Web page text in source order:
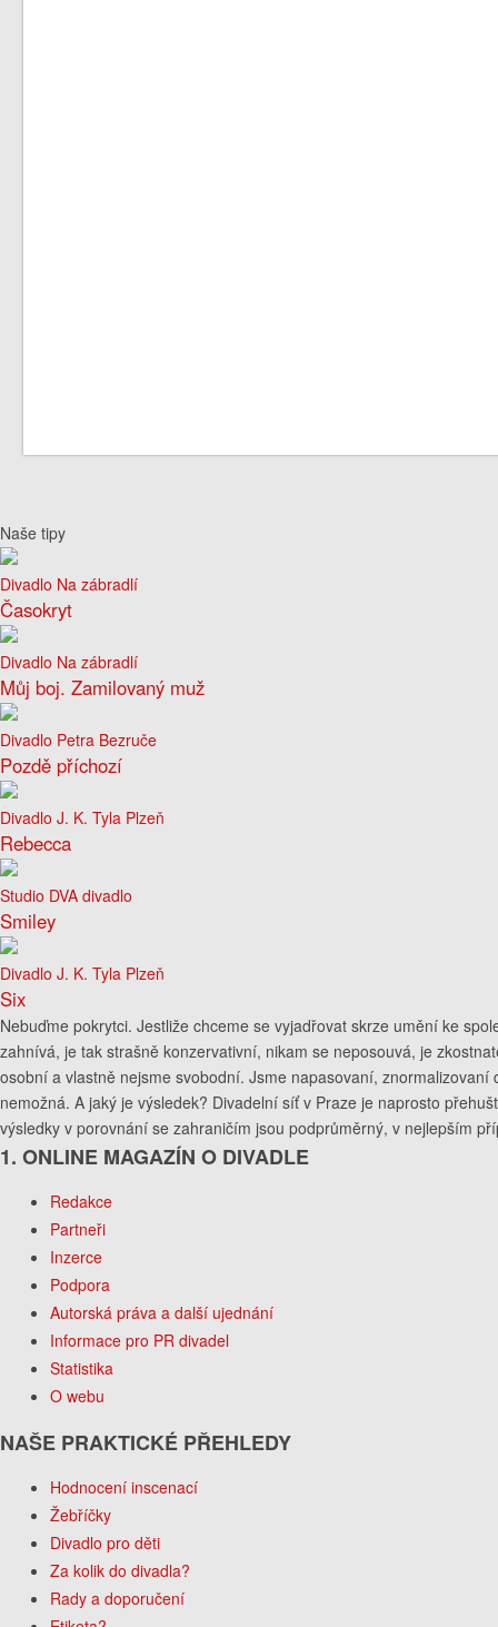
Naše tipy
Divadlo Na zábradlí
Časokryt
Divadlo Na zábradlí
Můj boj. Zamilovaný muž
Divadlo Petra Bezruče
Pozdě příchozí
Divadlo J. K. Tyla Plzeň
Rebecca
Studio DVA divadlo
Smiley
Divadlo J. K. Tyla Plzeň
Six
Nebuďme pokrytci. Jestliže chceme se vyjadřovat skrze umění ke
zahnívá, je tak strašně konzervativní, nikam se neposouvá, je
osobní a vlastně nejsme svobodní. Jsme napasovaní,
nemožná. A jaký je výsledek? Divadelní síť v Praze je naprosto
výsledky v porovnání se zahraničím jsou podprůměrný, v nejlepším
1. ONLINE MAGAZÍN O DIVADLE
Redakce
Partneři
Inzerce
Podpora
Autorská práva a další ujednání
Informace pro PR divadel
Statistika
O webu
NAŠE PRAKTICKÉ PŘEHLEDY
Hodnocení inscenací
Žebříčky
Divadlo pro děti
Za kolik do divadla?
Rady a doporučení